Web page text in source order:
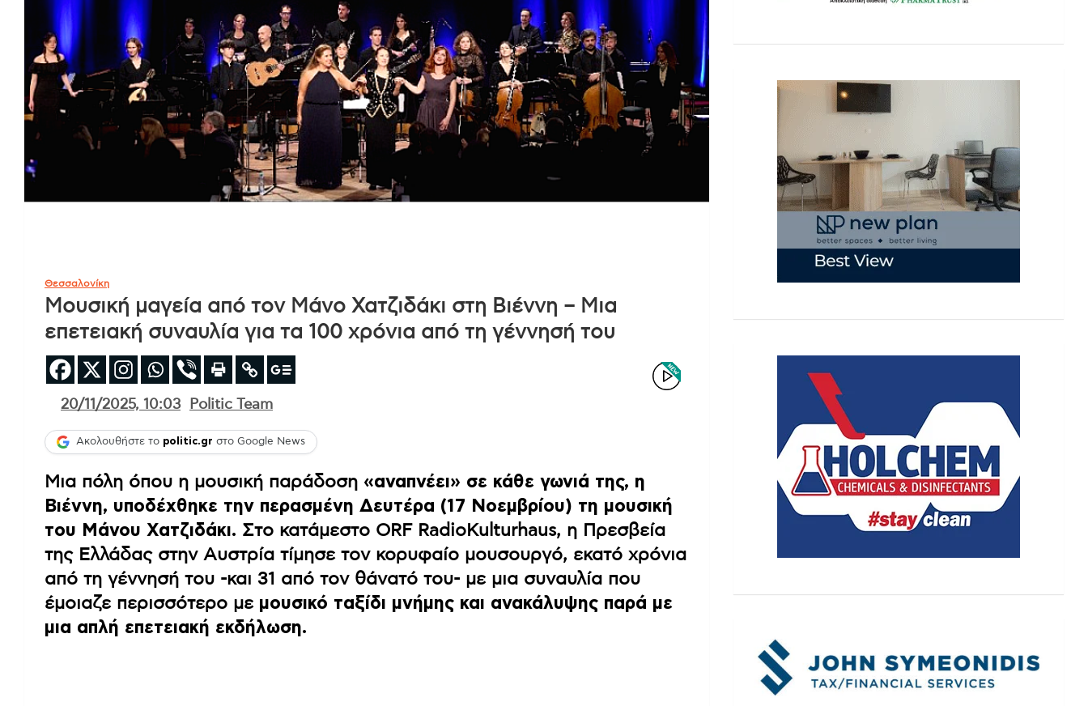
Θεσσαλονίκη
Μουσική μαγεία από τον Μάνο Χατζιδάκι στη Βιέννη – Μια
επετειακή συναυλία για τα 100 χρόνια από τη γέννησή του
20/11/2025, 10:03 Politic Team
Ακολουθήστε το politic.gr στο Google News
Μια πόλη όπου η μουσική παράδοση «αναπνέει» σε κάθε γωνιά της, η
Βιέννη, υποδέχθηκε την περασμένη Δευτέρα (17 Νοεμβρίου) τη μουσική
του Μάνου Χατζιδάκι. Στο κατάμεστο ORF RadioKulturhaus, η Πρεσβεία
της Ελλάδας στην Αυστρία τίμησε τον κορυφαίο μουσουργό, εκατό χρόνια
από τη γέννησή του -και 31 από τον θάνατό του- με μια συναυλία που
έμοιαζε περισσότερο με μουσικό ταξίδι μνήμης και ανακάλυψης παρά με
μια απλή επετειακή εκδήλωση.